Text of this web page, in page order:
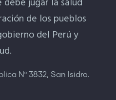
de los pueblos
del Perú y
Nº 3832, San Isidro.